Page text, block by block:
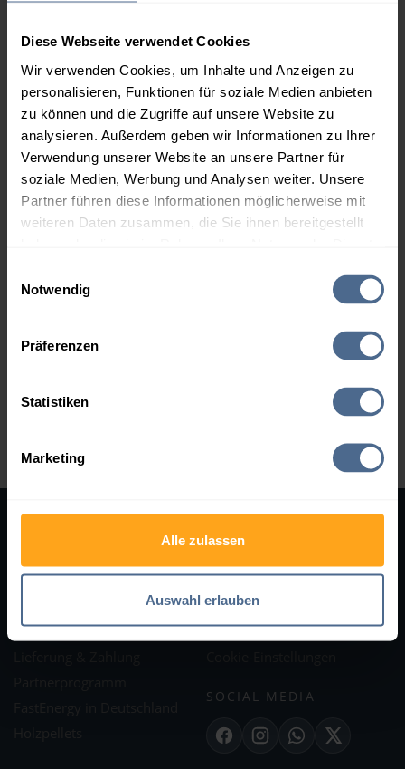
Diese Webseite verwendet Cookies
Wir verwenden Cookies, um Inhalte und Anzeigen zu
personalisieren, Funktionen für soziale Medien anbieten
zu können und die Zugriffe auf unsere Website zu
analysieren. Außerdem geben wir Informationen zu Ihrer
Verwendung unserer Website an unsere Partner für
soziale Medien, Werbung und Analysen weiter. Unsere
Partner führen diese Informationen möglicherweise mit
weiteren Daten zusammen, die Sie ihnen bereitgestellt
Notwendig
Präferenzen
Statistiken
Marketing
Alle zulassen
Auswahl erlauben
Karlstetten
Kirchberg an der Pielach
Kirchstetten
Laaben
Loich
Maria Anzbach
Markersdorf-Haindorf
Michelbach
Neidling
Neulengbach
Nußdorf
Ober-Grafendorf
Oberwölbling
Obritzberg
Ollersbach
Perschling
Prinzersdorf
Schwarzenbach an der Pielach
Hilfe
Bewertungen
RECHTLICHES
AGB
Impressum
Datenschutz
SOCIAL MEDIA
FacebookInstagramWhatsApp
X